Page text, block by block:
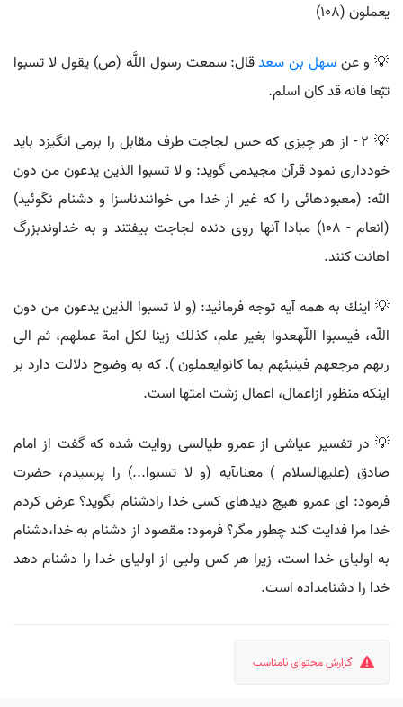
يعملون (108)
💡 و عنسهل بن سعدقال: سمعت رسول اللَّه (ص) یقول لا تسبوا
تبّعا فانه قد کان اسلم.
💡 2 - از هر چيزى كه حس لجاجت طرف مقابل را برمى انگيزد بايد
خوددارى نمود قرآن مجيدمى گويد: و لا تسبوا الذين يدعون من دون
الله: (معبودهائى را كه غير از خدا مى خوانندناسزا و دشنام نگوئيد)
(انعام - 108) مبادا آنها روى دنده لجاجت بيفتند و به خداوندبزرگ
اهانت كنند.
💡 اينك به همه آيه توجه فرمائيد: (و لا تسبوا الذين يدعون من دون
اللّه، فيسبوا اللّهعدوا بغير علم، كذلك زينا لكل امة عملهم، ثم الى
ربهم مرجعهم فينبئهم بما كانوايعملون ). كه به وضوح دلالت دارد بر
اينكه منظور ازاعمال، اعمال زشت امتها است.
💡 در تفسير عياشى از عمرو طيالسى روايت شده كه گفت از امام
صادق (عليهالسلام ) معناىآيه (و لا تسبوا...) را پرسيدم، حضرت
فرمود: اى عمرو هيچ ديدهاى كسى خدا رادشنام بگويد؟ عرض كردم
خدا مرا فدايت كند چطور مگر؟ فرمود: مقصود از دشنام به خدا،دشنام
به اولياى خدا است، زيرا هر كس وليى از اولياى خدا را دشنام دهد
خدا را دشنامداده است.
گزارش محتوای نامناسب